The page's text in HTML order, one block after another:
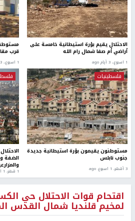
الاحتلال يقيم بؤرة استيطانية خامسة على
أراضي أم صفا شمال رام الله
1 اسبوع.، 3 أيام ago
قرب
1 اسبوع.، 3 أيام ago
فلسطينيات
مستوطنون يقيمون بؤرة استيطانية جديدة
جنوب نابلس
3 أشهر، 1 اسبوع. ago
الضفة
1 شهر، 1 اسبوع. ago
اقتحام قوات الاحتلال حي
لمخيم قلنديا شمال القدس